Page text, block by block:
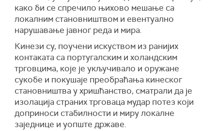
како би се спречило њихово мешање са
локалним становништвом и евентуално
нарушавање јавног реда и мира.
Кинези су, поучени искуством из ранијих
контаката са португалским и холандским
трговцима, које је укључивало и оружане
сукобе и покушаје преобраћања кинеског
становништва у хришћанство, сматрали да је
изолација страних трговаца мудар потез који
доприноси стабилности и миру локалне
заједнице и уопште државе.